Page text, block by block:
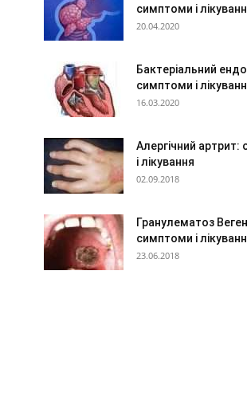
симптоми і
20.04.2020
Бактеріальний
симптоми і
16.03.2020
Алергічний
і лікування
02.09.2018
Гранулематоз
симптоми і
23.06.2018